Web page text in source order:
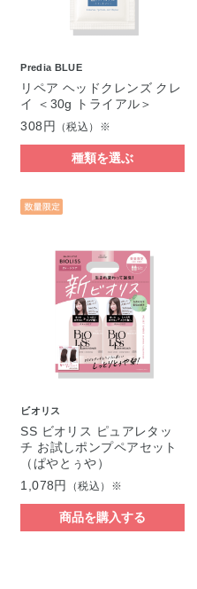
Predia BLUE
リペア ヘッドクレンズ クレ
イ ＜30g トライアル＞
308円
（税込）※
種類を選ぶ
ビオリス
SS ビオリス ピュアレタッ
チ お試しポンプペアセット
（ぱやとぅや）
1,078円
（税込）※
商品を購入する